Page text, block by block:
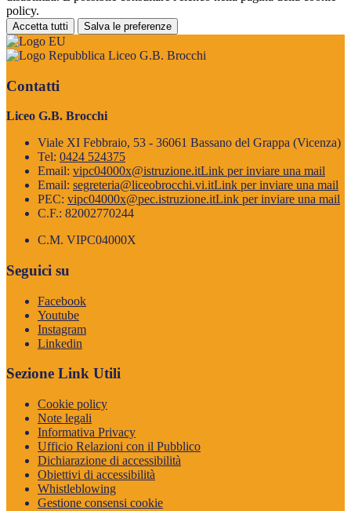
policy.
Accetta tutti Salva le preferenze
Liceo G.B. Brocchi
Contatti
Liceo G.B. Brocchi
Viale XI Febbraio, 53 - 36061 Bassano del Grappa (Vicenza)
Tel: 0424 524375
Email: vipc04000x@istruzione.itLink per inviare una mail
Email: segreteria@liceobrocchi.vi.itLink per inviare una mail
PEC: vipc04000x@pec.istruzione.itLink per inviare una mail
C.F.: 82002770244
C.M. VIPC04000X
Seguici su
Facebook
Youtube
Instagram
Linkedin
Sezione Link Utili
Cookie policy
Note legali
Informativa Privacy
Ufficio Relazioni con il Pubblico
Dichiarazione di accessibilità
Obiettivi di accessibilità
Whistleblowing
Gestione consensi cookie